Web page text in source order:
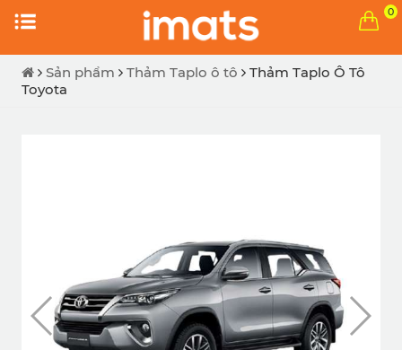
0
Sản phẩm Thảm Taplo ô tô
Thảm Taplo Ô Tô
Toyota